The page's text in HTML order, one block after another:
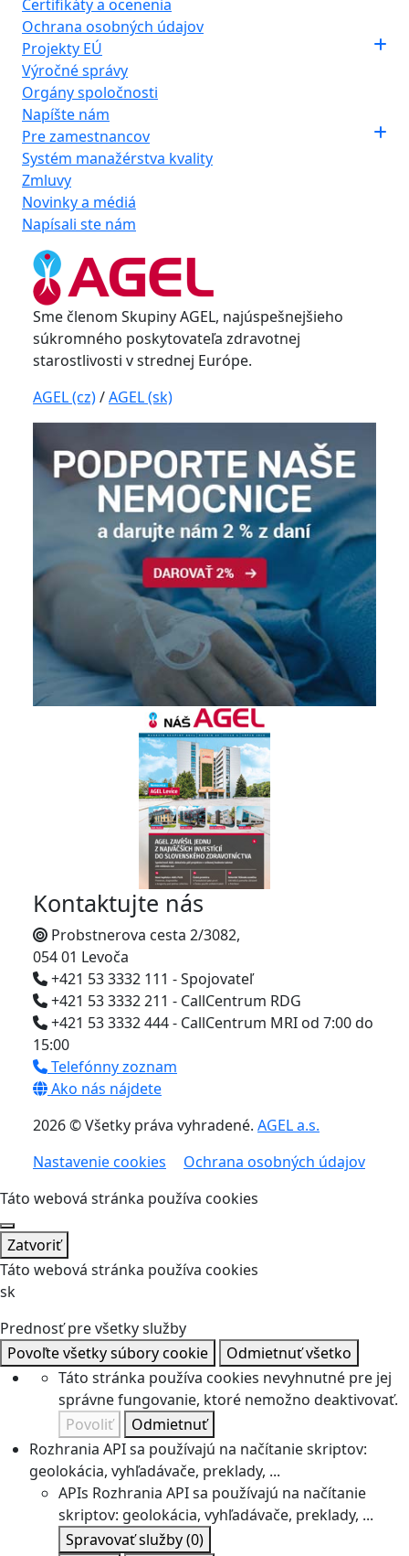
Certifikáty a ocenenia
Ochrana osobných údajov
Projekty EÚ
Výročné správy
Orgány spoločnosti
Napíšte nám
Pre zamestnancov
Systém manažérstva kvality
Zmluvy
Novinky a médiá
Napísali ste nám
Sme členom Skupiny AGEL, najúspešnejšieho
súkromného poskytovateľa zdravotnej
starostlivosti v strednej Európe.
AGEL (cz)/AGEL (sk)
Kontaktujte nás
Probstnerova cesta 2/3082,
054 01 Levoča
+421 53 3332 111 - Spojovateľ
+421 53 3332 211 - CallCentrum RDG
+421 53 3332 444 - CallCentrum MRI od 7:00 do
15:00
Telefónny zoznam
Ako nás nájdete
2026 © Všetky práva vyhradené. AGEL a.s.
Nastavenie cookies
Ochrana osobných údajov
Táto webová stránka používa cookies
Zatvoriť
Táto webová stránka používa cookies
sk
Prednosť pre všetky služby
Povoľte všetky súbory cookie
Odmietnuť všetko
Táto stránka používa cookies nevyhnutné pre jej
správne fungovanie, ktoré nemožno deaktivovať.
Povoliť
Odmietnuť
Rozhrania API sa používajú na načítanie skriptov:
geolokácia, vyhľadávače, preklady, ...
APIs Rozhrania API sa používajú na načítanie
skriptov: geolokácia, vyhľadávače, preklady, ...
Spravovať služby(0)